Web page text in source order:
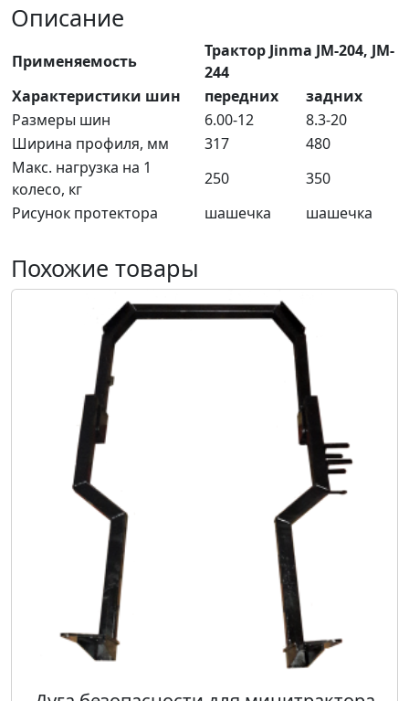
Описание
Применяемость
Трактор Jinma JM-204, JM-
244
Характеристики шин
передних
задних
Размеры шин
6.00-12
8.3-20
Ширина профиля, мм
317
480
Макс. нагрузка на 1
колесо, кг
250
350
Рисунок протектора
шашечка шашечка
Похожие товары